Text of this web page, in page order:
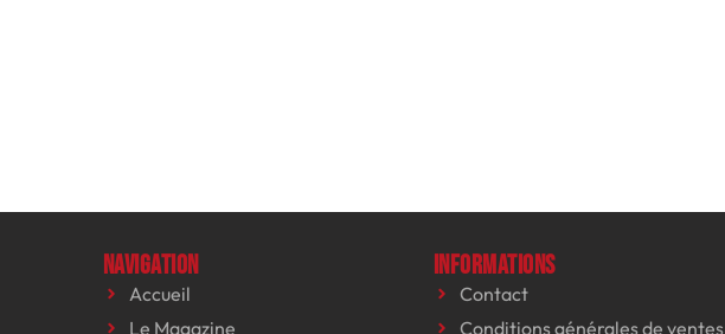
Navigation
Accueil
Le Magazine
Informations
Contact
Conditions générales de ventes